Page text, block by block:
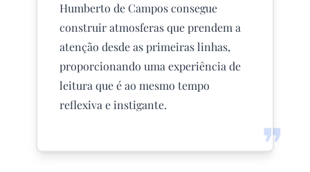
❞
Humberto de Campos consegue
construir atmosferas que prendem a
atenção desde as primeiras linhas,
proporcionando uma experiência de
leitura que é ao mesmo tempo
reflexiva e instigante.